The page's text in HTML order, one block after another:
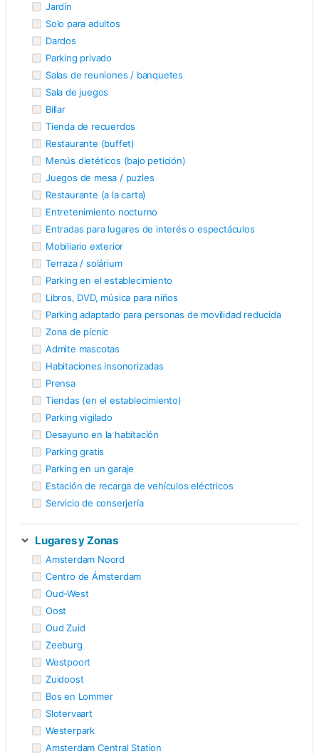
Jardín
Solo para adultos
Dardos
Parking privado
Salas de reuniones / banquetes
Sala de juegos
Billar
Tienda de recuerdos
Restaurante (buffet)
Menús dietéticos (bajo petición)
Juegos de mesa / puzles
Restaurante (a la carta)
Entretenimiento nocturno
Entradas para lugares de interés o espectáculos
Mobiliario exterior
Terraza / solárium
Parking en el establecimiento
Libros, DVD, música para niños
Parking adaptado para personas de movilidad reducida
Zona de pícnic
Admite mascotas
Habitaciones insonorizadas
Prensa
Tiendas (en el establecimiento)
Parking vigilado
Desayuno en la habitación
Parking gratis
Parking en un garaje
Estación de recarga de vehículos eléctricos
Servicio de conserjería
Lugares y Zonas
Amsterdam Noord
Centro de Ámsterdam
Oud-West
Oost
Oud Zuid
Zeeburg
Westpoort
Zuidoost
Bos en Lommer
Slotervaart
Westerpark
Amsterdam Central Station